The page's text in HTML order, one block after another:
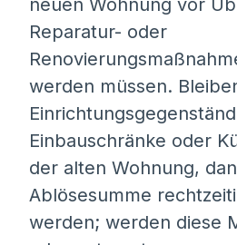
neuen Wohnung vor
Reparatur- oder
werden müssen.
Einbauschränke oder
der alten Wohnung,
Ablösesumme
werden; werden diese